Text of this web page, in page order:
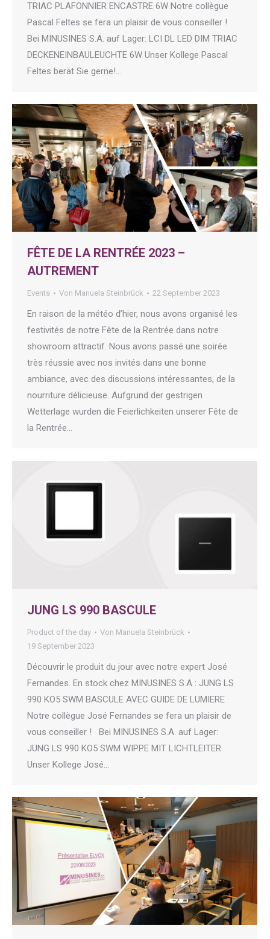
TRIAC PLAFONNIER ENCASTRE 6W Notre collègue
Pascal Feltes se fera un plaisir de vous conseiller !
Bei MINUSINES S.A. auf Lager: LCI DL LED DIM TRIAC
DECKENEINBAULEUCHTE 6W Unser Kollege Pascal
Feltes berät Sie gerne!…
FÊTE DE LA RENTRÉE 2023 –
AUTREMENT
Events Von Manuela Steinbrück 22 September 2023
En raison de la météo d’hier, nous avons organisé les
festivités de notre Fête de la Rentrée dans notre
showroom attractif. Nous avons passé une soirée
très réussie avec nos invités dans une bonne
ambiance, avec des discussions intéressantes, de la
nourriture délicieuse. Aufgrund der gestrigen
Wetterlage wurden die Feierlichkeiten unserer Fête de
la Rentrée…
JUNG LS 990 BASCULE
Product of the day Von Manuela Steinbrück
19 September 2023
Découvrir le produit du jour avec notre expert José
Fernandes. En stock chez MINUSINES S.A : JUNG LS
990 KO5 SWM BASCULE AVEC GUIDE DE LUMIERE
Notre collègue José Fernandes se fera un plaisir de
vous conseiller ! Bei MINUSINES S.A. auf Lager:
JUNG LS 990 KO5 SWM WIPPE MIT LICHTLEITER
Unser Kollege José…